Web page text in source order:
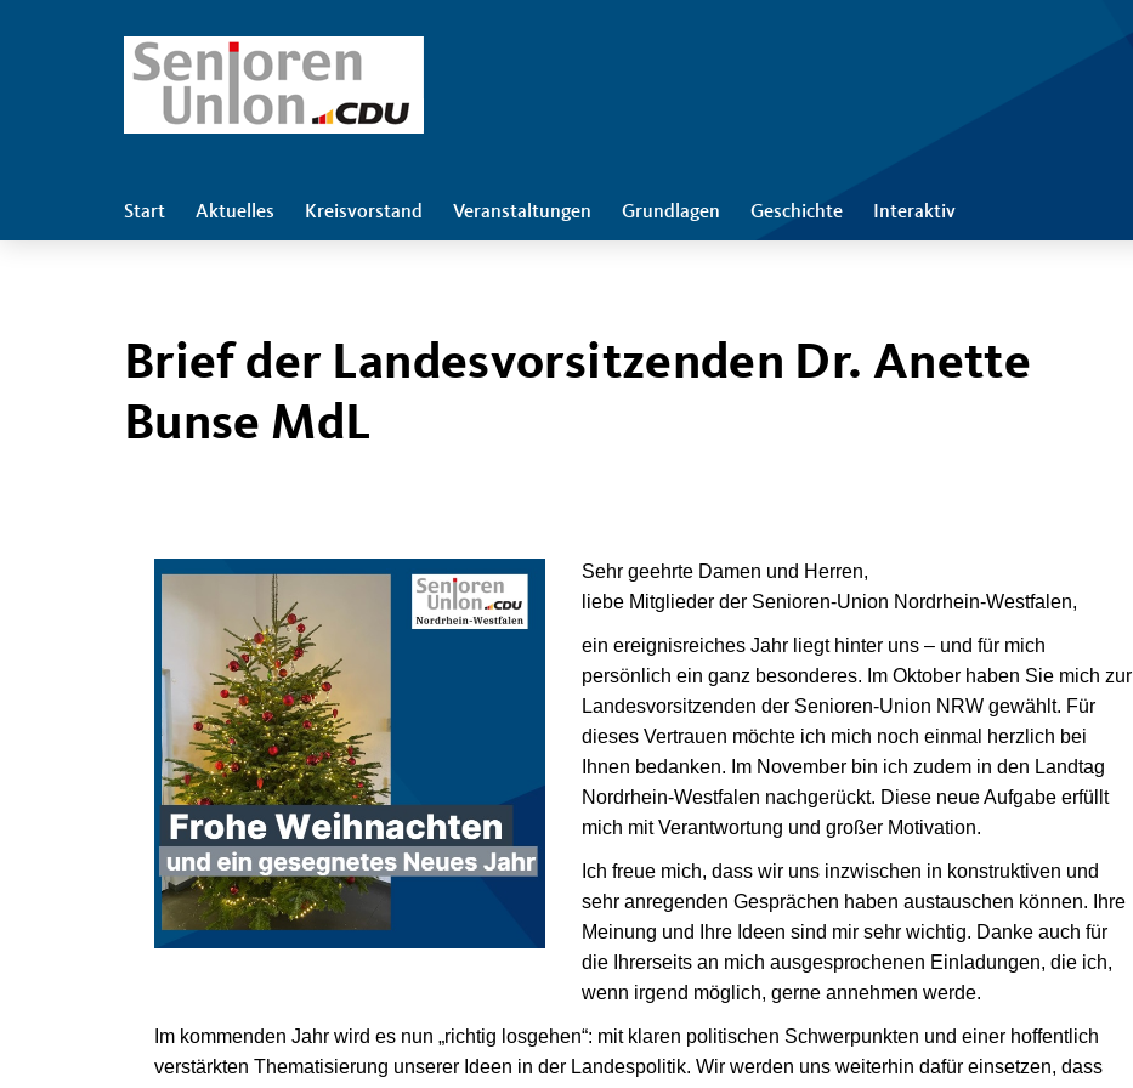
Start Aktuelles Kreisvorstand Veranstaltungen Grundlagen Geschichte Interaktiv
Brief der Landesvorsitzenden Dr. Anette
Bunse MdL
Sehr geehrte Damen und Herren,
liebe Mitglieder der Senioren-Union Nordrhein-Westfalen,
ein ereignisreiches Jahr liegt hinter uns – und für mich
persönlich ein ganz besonderes. Im Oktober haben Sie mich zur
Landesvorsitzenden der Senioren-Union NRW gewählt. Für
dieses Vertrauen möchte ich mich noch einmal herzlich bei
Ihnen bedanken. Im November bin ich zudem in den Landtag
Nordrhein-Westfalen nachgerückt. Diese neue Aufgabe erfüllt
mich mit Verantwortung und großer Motivation.
Ich freue mich, dass wir uns inzwischen in konstruktiven und
sehr anregenden Gesprächen haben austauschen können. Ihre
Meinung und Ihre Ideen sind mir sehr wichtig. Danke auch für
die Ihrerseits an mich ausgesprochenen Einladungen, die ich,
wenn irgend möglich, gerne annehmen werde.
Im kommenden Jahr wird es nun „richtig losgehen“: mit klaren politischen Schwerpunkten und einer hoffentlich
verstärkten Thematisierung unserer Ideen in der Landespolitik. Wir werden uns weiterhin dafür einsetzen, dass